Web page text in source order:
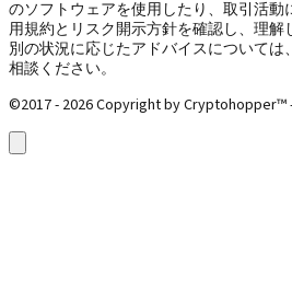
のソフトウェアを使用したり、取引活動
用規約とリスク開示方針を確認し、理解
別の状況に応じたアドバイスについては
相談ください。
©2017 - 2026 Copyright by Cryptohopper™